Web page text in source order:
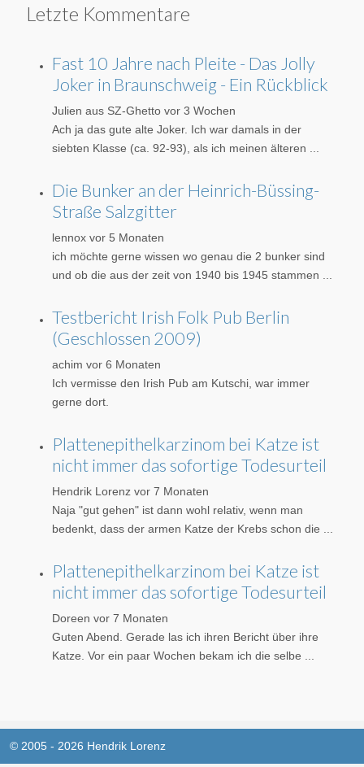
Letzte Kommentare
Fast 10 Jahre nach Pleite - Das Jolly
Joker in Braunschweig - Ein Rückblick
Julien aus SZ-Ghetto vor 3 Wochen
Ach ja das gute alte Joker. Ich war damals in der
siebten Klasse (ca. 92-93), als ich meinen älteren ...
Die Bunker an der Heinrich-Büssing-
Straße Salzgitter
lennox vor 5 Monaten
ich möchte gerne wissen wo genau die 2 bunker sind
und ob die aus der zeit von 1940 bis 1945 stammen ...
Testbericht Irish Folk Pub Berlin
(Geschlossen 2009)
achim vor 6 Monaten
Ich vermisse den Irish Pub am Kutschi, war immer
gerne dort.
Plattenepithelkarzinom bei Katze ist
nicht immer das sofortige Todesurteil
Hendrik Lorenz vor 7 Monaten
Naja "gut gehen" ist dann wohl relativ, wenn man
bedenkt, dass der armen Katze der Krebs schon die ...
Plattenepithelkarzinom bei Katze ist
nicht immer das sofortige Todesurteil
Doreen vor 7 Monaten
Guten Abend. Gerade las ich ihren Bericht über ihre
Katze. Vor ein paar Wochen bekam ich die selbe ...
© 2005 - 2026 Hendrik Lorenz